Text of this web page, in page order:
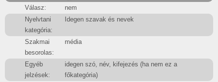
Válasz:
nem
Nyelvtani
kategória:
Idegen szavak és nevek
Szakmai
besorolas:
média
Egyéb
jelzések:
idegen szó, név, kifejezés (ha nem ez a
főkategória)